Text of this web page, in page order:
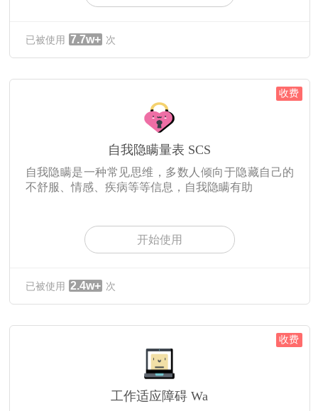
已被使用 7.7w+ 次
收费
自我隐瞒量表 SCS
自我隐瞒是一种常见思维，多数人倾向于隐藏自己的
不舒服、情感、疾病等等信息，自我隐瞒有助
开始使用
已被使用 2.4w+ 次
收费
工作适应障碍 Wa